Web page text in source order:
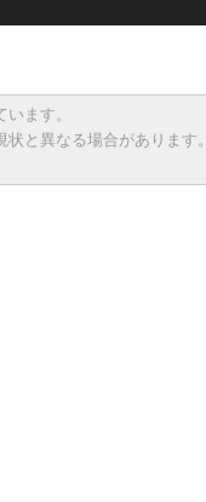
ます。
と異なる場合があります。